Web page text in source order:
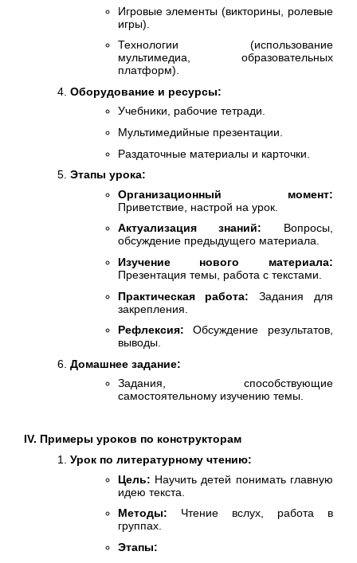
Игровые элементы (викторины, ролевые
игры).
Технологии (использование
мультимедиа, образовательных
платформ).
Оборудование и ресурсы:
Учебники, рабочие тетради.
Мультимедийные презентации.
Раздаточные материалы и карточки.
Этапы урока:
Организационный момент:
Приветствие, настрой на урок.
Актуализация знаний: Вопросы,
обсуждение предыдущего материала.
Изучение нового материала:
Презентация темы, работа с текстами.
Практическая работа: Задания для
закрепления.
Рефлексия: Обсуждение результатов,
выводы.
Домашнее задание:
Задания, способствующие
самостоятельному изучению темы.
IV. Примеры уроков по конструкторам
Урок по литературному чтению:
Цель: Научить детей понимать главную
идею текста.
Методы: Чтение вслух, работа в
группах.
Этапы: